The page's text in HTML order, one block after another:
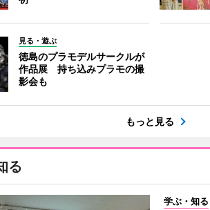
見る・遊ぶ
徳島のプラモデルサークルが
作品展 持ち込みプラモの撮
影会も
もっと見る
る
学ぶ・知る